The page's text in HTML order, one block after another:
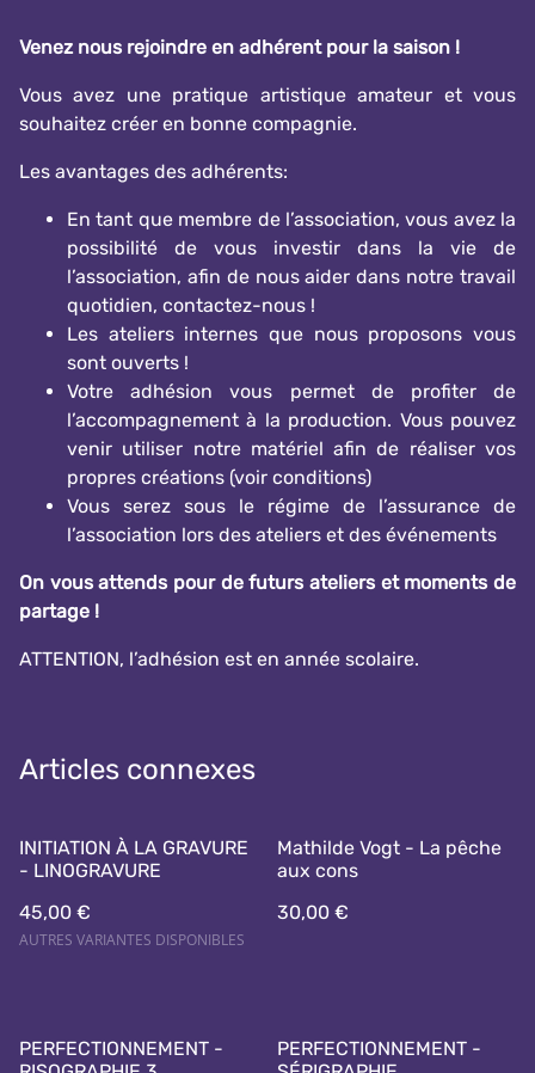
Venez nous rejoindre en adhérent pour la saison !
Vous avez une pratique artistique amateur et vous
souhaitez créer en bonne compagnie.
Les avantages des adhérents:
En tant que membre de l’association, vous avez la
possibilité de vous investir dans la vie de
l’association, afin de nous aider dans notre travail
quotidien, contactez-nous !
Les ateliers internes que nous proposons vous
sont ouverts !
Votre adhésion vous permet de profiter de
l’accompagnement à la production. Vous pouvez
venir utiliser notre matériel afin de réaliser vos
propres créations (voir conditions)
Vous serez sous le régime de l’assurance de
l’association lors des ateliers et des événements
On vous attends pour de futurs ateliers et moments de
partage !
ATTENTION, l’adhésion est en année scolaire.
Articles connexes
INITIATION À LA GRAVURE
- LINOGRAVURE
45,00 €
AUTRES VARIANTES DISPONIBLES
Mathilde Vogt - La pêche
aux cons
30,00 €
PERFECTIONNEMENT -
PERFECTIONNEMENT -